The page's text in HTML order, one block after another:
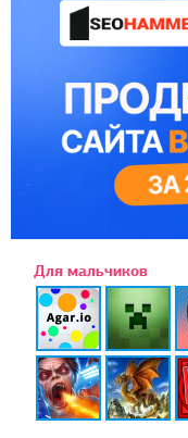
Для мальчиков